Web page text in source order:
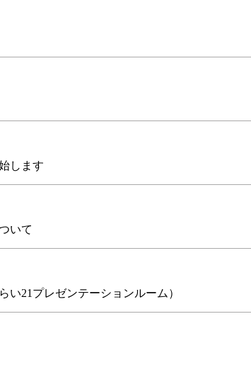
します
いて
21プレゼンテーションルーム）